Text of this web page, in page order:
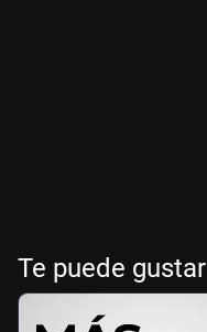
Te puede gustar